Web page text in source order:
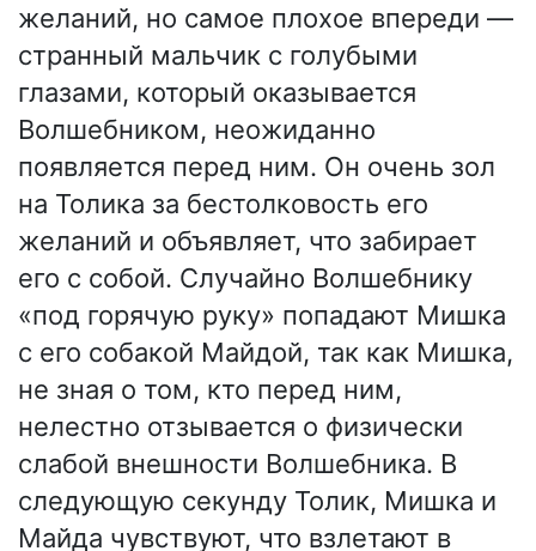
желаний, но самое плохое впереди —
странный мальчик с голубыми
глазами, который оказывается
Волшебником, неожиданно
появляется перед ним. Он очень зол
на Толика за бестолковость его
желаний и объявляет, что забирает
его с собой. Случайно Волшебнику
«под горячую руку» попадают Мишка
с его собакой Майдой, так как Мишка,
не зная о том, кто перед ним,
нелестно отзывается о физически
слабой внешности Волшебника. В
следующую секунду Толик, Мишка и
Майда чувствуют, что взлетают в